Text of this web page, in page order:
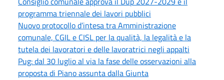
programma triennale dei lavori pubblici
Nuovo protocollo d’intesa tra Amministrazione
comunale, CGIL e CISL per la qualità, la legalità e la
tutela dei lavoratori e delle lavoratrici negli appalti
Pug: dal 30 luglio al via la fase delle osservazioni alla
proposta di Piano assunta dalla Giunta